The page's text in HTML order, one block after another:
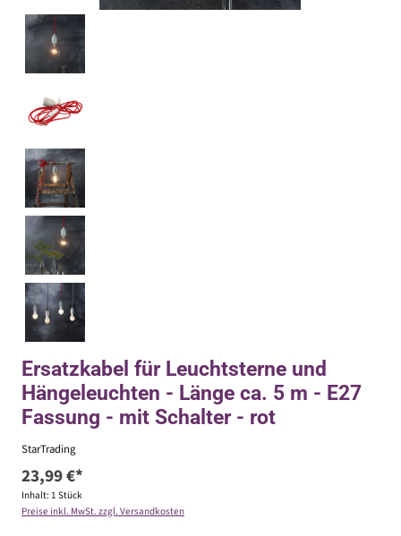
Ersatzkabel für Leuchtsterne und
Hängeleuchten - Länge ca. 5 m - E27
Fassung - mit Schalter - rot
StarTrading
23,99 €*
Inhalt: 1 Stück
Preise inkl. MwSt. zzgl. Versandkosten